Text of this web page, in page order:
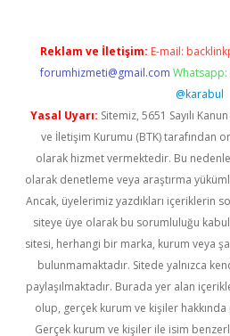
Reklam ve İletişim: E-mail:
forumhizmeti@gmail.com Whatsapp:
@karabul
Yasal Uyarı: Sitemiz, 5651 Sayılı
ve İletişim Kurumu (BTK) tarafından
olarak hizmet vermektedir. Bu
olarak denetleme veya araştırma
Ancak, üyelerimiz yazdıkları içeriklerin
siteye üye olarak bu sorumluluğu
sitesi, herhangi bir marka, kurum veya
bulunmamaktadır. Sitede yalnızca
paylaşılmaktadır. Burada yer alan
olup, gerçek kurum ve kişiler hakkında
Gerçek kurum ve kişiler ile isim